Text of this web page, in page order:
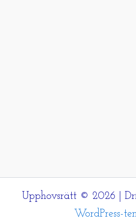
Upphovsrätt © 2026 |
WordPress-